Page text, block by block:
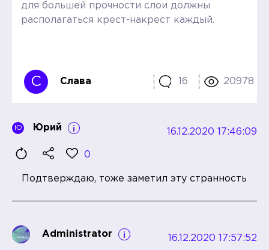
для большей прочности слои должны
располагаться крест-накрест каждый.
С Слава 16 20978
Ю Юрий 16.12.2020 17:46:09
0
Подтверждаю, тоже заметил эту странность
Administrator 16.12.2020 17:57:52